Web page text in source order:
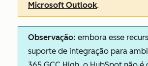
Microsoft Outlook.
Observação: embora esse
suporte de integração para